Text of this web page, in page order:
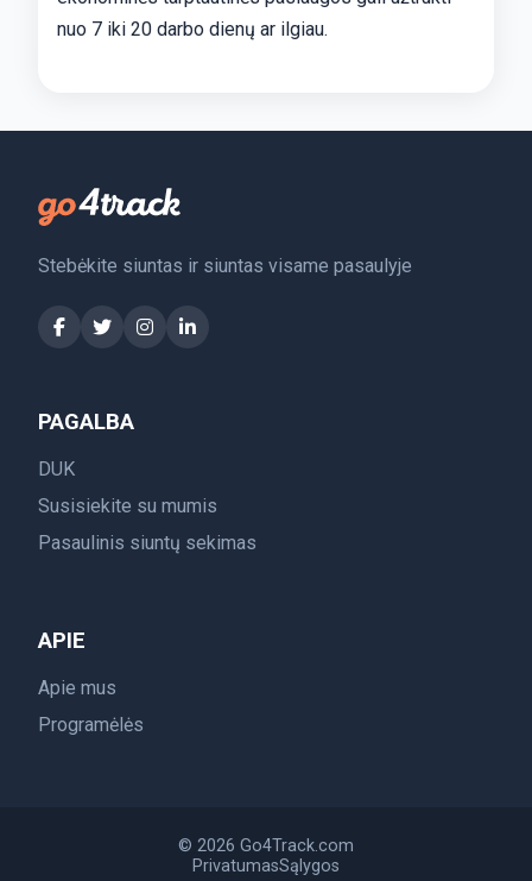
nuo 7 iki 20 darbo dienų ar ilgiau.
Stebėkite siuntas ir siuntas visame pasaulyje
PAGALBA
DUK
Susisiekite su mumis
Pasaulinis siuntų sekimas
APIE
Apie mus
Programėlės
© 2026 Go4Track.com
PrivatumasSąlygos